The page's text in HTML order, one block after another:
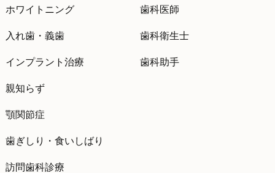
ホワイトニング
入れ歯・義歯
インプラント治療
親知らず
顎関節症
歯ぎしり・食いしばり
訪問歯科診療
歯科医師
歯科衛生士
歯科助手